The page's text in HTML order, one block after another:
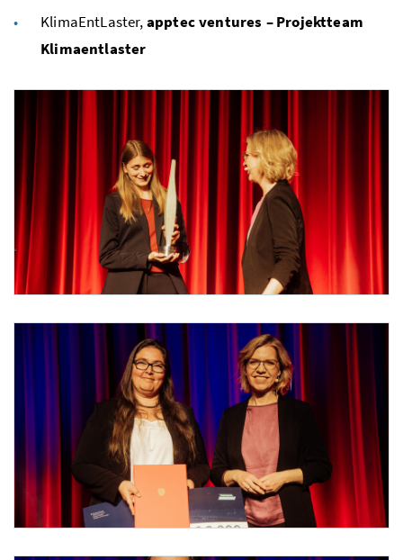
KlimaEntLaster,apptec ventures – Projektteam
Klimaentlaster